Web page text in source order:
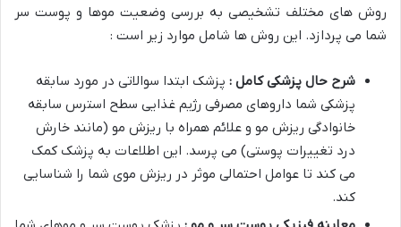
روش های مختلف تشخیصی به بررسی وضعیت موها و پوست سر
شما می پردازد. این روش ها شامل موارد زیر است :
شرح حال پزشکی کامل : پزشک ابتدا سوالاتی در مورد سابقه
پزشکی شما داروهای مصرفی رژیم غذایی سطح استرس سابقه
خانوادگی ریزش مو و علائم همراه با ریزش مو (مانند خارش
درد تغییرات پوستی) می پرسد. این اطلاعات به پزشک کمک
می کند تا عوامل احتمالی موثر در ریزش موی شما را شناسایی
کند.